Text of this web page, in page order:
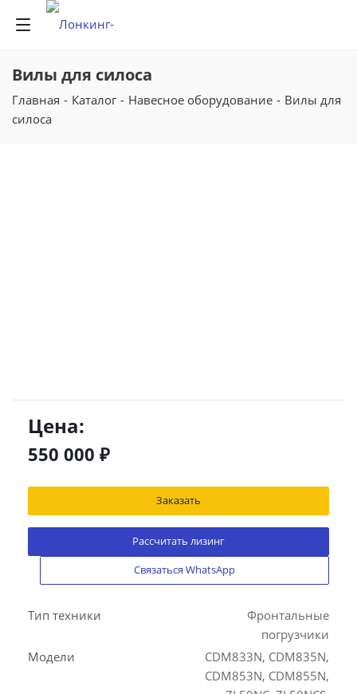
Вилы для силоса
Главная - Каталог - Навесное оборудование - Вилы для
силоса
Цена:
550 000 ₽
Заказать
Рассчитать лизинг
Связаться WhatsApp
Тип техники
Фронтальные
погрузчики
Модели
CDM833N, CDM835N,
CDM853N, CDM855N,